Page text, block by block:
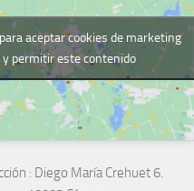
aceptar cookies de marketing
y permitir este contenido
: Diego María Crehuet 6.